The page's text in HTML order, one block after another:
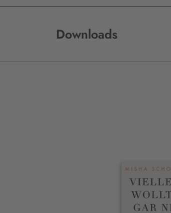
Gisèle
Hymne
Downloads